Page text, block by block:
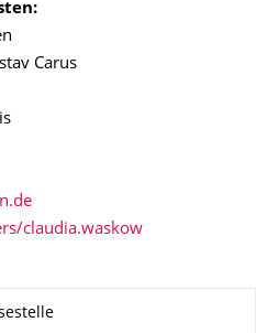
Carus
claudia.waskow